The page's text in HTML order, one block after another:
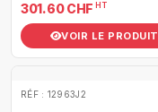
301.60 CHF HT
VOIR LE PRODUIT
RÉF : 12963J2